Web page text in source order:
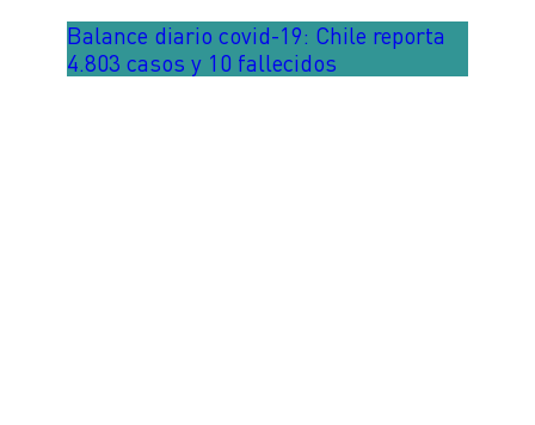
Balance diario covid-19: Chile reporta
4.803 casos y 10 fallecidos